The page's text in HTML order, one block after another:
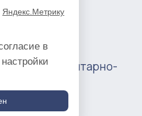
гуманитарно-
обработки
Яндекс.Метрику
в